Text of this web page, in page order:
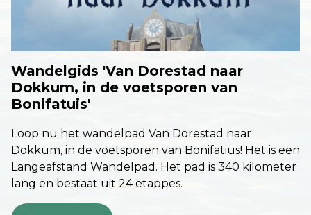
Wandelgids 'Van Dorestad naar
Dokkum, in de voetsporen van
Bonifatuis'
Loop nu het wandelpad Van Dorestad naar
Dokkum, in de voetsporen van Bonifatius! Het is een
Langeafstand Wandelpad. Het pad is 340 kilometer
lang en bestaat uit 24 etappes.